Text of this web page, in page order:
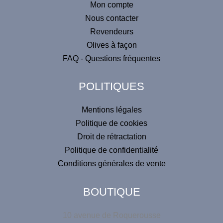
Mon compte
Nous contacter
Revendeurs
Olives à façon
FAQ - Questions fréquentes
POLITIQUES
Mentions légales
Politique de cookies
Droit de rétractation
Politique de confidentialité
Conditions générales de vente
BOUTIQUE
10 avenue de Roquerousse